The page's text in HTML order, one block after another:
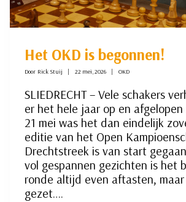
Het OKD is begonnen!
Door Rick Stuij 22 mei, 2026 OKD
SLIEDRECHT – Vele schakers
er het hele jaar op en
21 mei was het dan eindelijk
editie van het Open
Drechtstreek is van start
vol gespannen gezichten is het
ronde altijd even aftasten,
gezet….